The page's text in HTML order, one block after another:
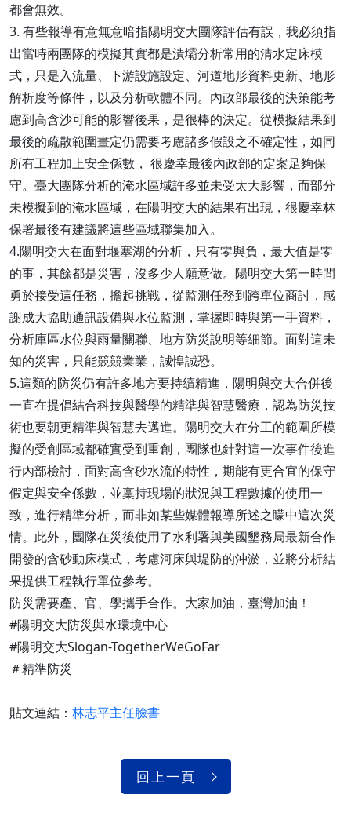
都會無效。
3. 有些報導有意無意暗指陽明交大團隊評估有誤，我必須指
出當時兩團隊的模擬其實都是潰壩分析常用的清水定床模
式，只是入流量、下游設施設定、河道地形資料更新、地形
解析度等條件，以及分析軟體不同。內政部最後的決策能考
慮到高含沙可能的影響後果，是很棒的決定。從模擬結果到
最後的疏散範圍畫定仍需要考慮諸多假設之不確定性，如同
所有工程加上安全係數， 很慶幸最後內政部的定案足夠保
守。臺大團隊分析的淹水區域許多並未受太大影響，而部分
未模擬到的淹水區域，在陽明交大的結果有出現，很慶幸林
保署最後有建議將這些區域聯集加入。
4.陽明交大在面對堰塞湖的分析，只有零與負，最大值是零
的事，其餘都是災害，沒多少人願意做。陽明交大第一時間
勇於接受這任務，擔起挑戰，從監測任務到跨單位商討，感
謝成大協助通訊設備與水位監測，掌握即時與第一手資料，
分析庫區水位與雨量關聯、地方防災說明等細節。面對這未
知的災害，只能競競業業，誠惶誠恐。
5.這類的防災仍有許多地方要持續精進，陽明與交大合併後
一直在提倡結合科技與醫學的精準與智慧醫療，認為防災技
術也要朝更精準與智慧去邁進。陽明交大在分工的範圍所模
擬的受創區域都確實受到重創，團隊也針對這一次事件後進
行內部檢討，面對高含砂水流的特性，期能有更合宜的保守
假定與安全係數，並稟持現場的狀況與工程數據的使用一
致，進行精準分析，而非如某些媒體報導所述之矇中這次災
情。此外，團隊在災後使用了水利署與美國墾務局最新合作
開發的含砂動床模式，考慮河床與堤防的沖淤，並將分析結
果提供工程執行單位參考。
防災需要產、官、學攜手合作。大家加油，臺灣加油！
#陽明交大防災與水環境中心
#陽明交大Slogan-TogetherWeGoFar
＃精準防災
貼文連結： 林志平主任臉書
回上一頁